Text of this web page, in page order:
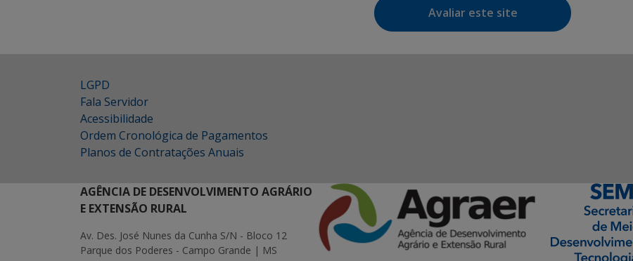
Avaliar este site
LGPD
Fala Servidor
Acessibilidade
Ordem Cronológica de Pagamentos
Planos de Contratações Anuais
AGÊNCIA DE DESENVOLVIMENTO AGRÁRIO
E EXTENSÃO RURAL
Av. Des. José Nunes da Cunha S/N - Bloco 12
Parque dos Poderes - Campo Grande | MS